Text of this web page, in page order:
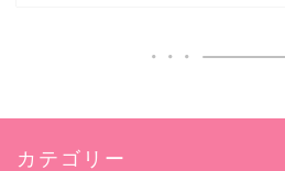
カテゴリー